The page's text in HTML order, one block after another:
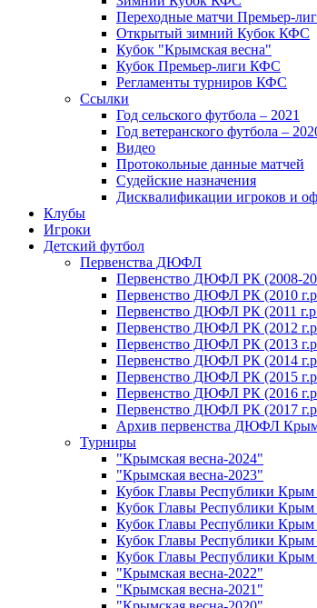
Переходные матчи Премьер-
Открытый зимний Кубок КФС
Кубок "Крымская весна"
Кубок Премьер-лиги КФС
Регламенты турниров КФС
Ссылки
Год сельского футбола – 2021
Год ветеранского футбола –
Видео
Протокольные данные матчей
Судейские назначения
Дисквалификации игроков и
Клубы
Игроки
Детский футбол
Первенства ДЮФЛ
Первенство ДЮФЛ РК (2008-
Первенство ДЮФЛ РК (2010
Первенство ДЮФЛ РК (2011
Первенство ДЮФЛ РК (2012
Первенство ДЮФЛ РК (2013
Первенство ДЮФЛ РК (2014
Первенство ДЮФЛ РК (2015
Первенство ДЮФЛ РК (2016
Первенство ДЮФЛ РК (2017
Архив первенства ДЮФЛ
Турниры
"Крымская весна-2024"
"Крымская весна-2023"
Кубок Главы Республики Крым
Кубок Главы Республики Крым
Кубок Главы Республики Крым
Кубок Главы Республики Крым
Кубок Главы Республики Крым
"Крымская весна-2022"
"Крымская весна-2021"